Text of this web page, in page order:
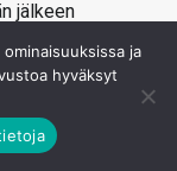
jälkeen
oli tähän
en ala
ja
hyväksyt